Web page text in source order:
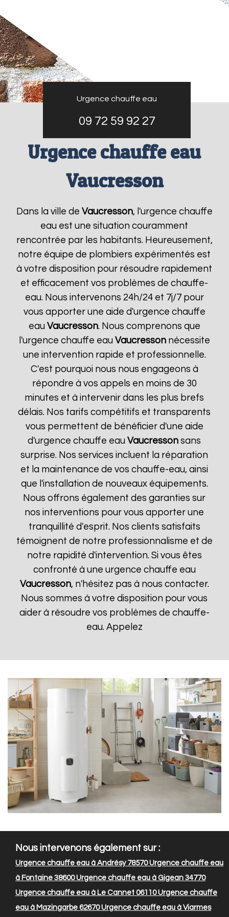
Urgence chauffe eau
09 72 59 92 27
Urgence chauffe eau
Vaucresson
Dans la ville de Vaucresson, l'urgence chauffe
eau est une situation couramment
rencontrée par les habitants. Heureusement,
notre équipe de plombiers expérimentés est
à votre disposition pour résoudre rapidement
et efficacement vos problèmes de chauffe-
eau. Nous intervenons 24h/24 et 7j/7 pour
vous apporter une aide d'urgence chauffe
eau Vaucresson. Nous comprenons que
l'urgence chauffe eau Vaucressonnécessite
une intervention rapide et professionnelle.
C'est pourquoi nous nous engageons à
répondre à vos appels en moins de 30
minutes et à intervenir dans les plus brefs
délais. Nos tarifs compétitifs et transparents
vous permettent de bénéficier d'une aide
d'urgence chauffe eauVaucresson sans
surprise. Nos services incluent la réparation
et la maintenance de vos chauffe-eau, ainsi
que l'installation de nouveaux équipements.
Nous offrons également des garanties sur
nos interventions pour vous apporter une
tranquillité d'esprit. Nos clients satisfaits
témoignent de notre professionnalisme et de
notre rapidité d'intervention. Si vous êtes
confronté à une urgence chauffe eau
Vaucresson, n'hésitez pas à nous contacter.
Nous sommes à votre disposition pour vous
aider à résoudre vos problèmes de chauffe-
eau. Appelez
Nous intervenons également sur :
Urgence chauffe eau à Andrésy 78570Urgence chauffe eau
à Fontaine 38600Urgence chauffe eau à Gigean 34770
Urgence chauffe eau à Le Cannet 06110Urgence chauffe
eau à Mazingarbe 62670Urgence chauffe eau à Viarmes